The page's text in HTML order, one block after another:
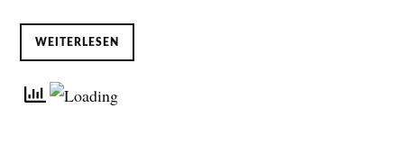
WEITERLESEN